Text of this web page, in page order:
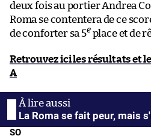
deux fois au portier Andrea
Roma se contentera de ce
de conforter sa 5eplace et de
Retrouvez ici les résultats et
A
La Roma se fait peur, mais
SO